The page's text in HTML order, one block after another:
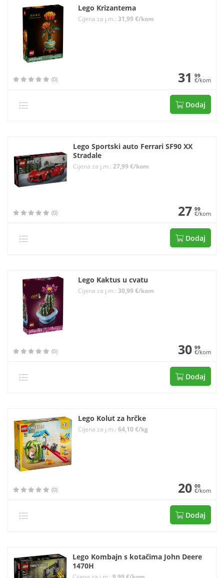
Lego Krizantema
Cijena za j.m.: 31,99 €/kom
(0) 31 99
€/kom
Dodaj
Lego Sportski auto Ferrari SF90 XX
Stradale
Cijena za j.m.:27,99 €/kom
(0) 27 99
€/kom
Dodaj
Lego Kaktus u cvatu
Cijena za j.m.: 30,99 €/kom
(0) 30 99
€/kom
Dodaj
Lego Kolut za hrčke
Cijena za j.m.: 64,10 €/kg
(0) 20 00
€/kom
Dodaj
Lego Kombajn s kotačima John Deere
1470H